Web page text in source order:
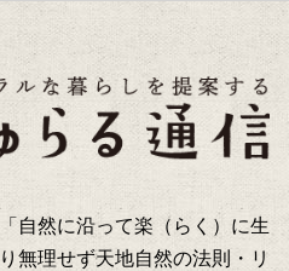
自然に沿って楽（らく）に生
無理せず天地自然の法則・リ